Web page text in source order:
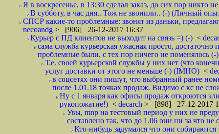
Я в воскресенье, в 13:30 сделал заказ, до сих пор никто
В субботу, в час дня.. Тож не звонили.. (-) (Личный
СПСР какие-то проблемные: звонят из даньки,
necoandg > [906] 26-12-2017 16:37
Курьер с ПД клиентов не выходит на связь =) (-) <
сама служба курьерская ужасная просто,
проблемные были. с тех пор ничего не поменялось (-)
Т.е. своей курьерской службы у них нет (что
услуг доставки от этого не меньше (-) (IMHO) <
в соцсетях они пишут, что выбранный ранее
после 1.01.18 точках продаж. Видимо с кс не
Ну с 1 января как офисы продаж откроются
рукопожатие!) < decarch > [898] 27-12-2017
Увы, mnp на тестовый период у них не
составлено так, что до 1.06 они ни за что не
Кто-нибудь задумался что они